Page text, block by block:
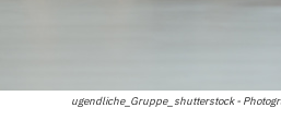
ugendliche_Gruppe_shutterstock -